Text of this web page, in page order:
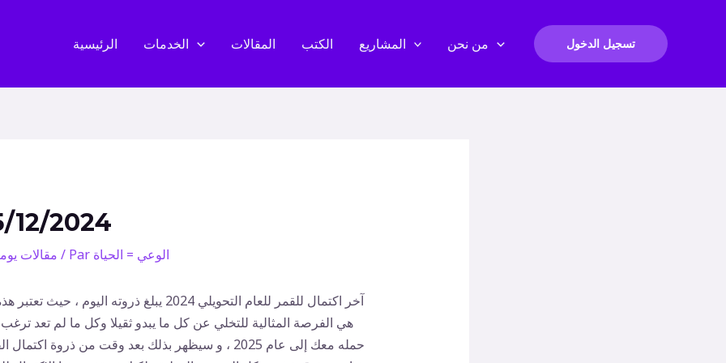
الرئيسية الخدمات المقالات الكتب المشاريع من نحن تسجيل الدخول
12/2024
مقالات / Par الوعي = الحياة
آخر اكتمال للقمر للعام التحويلي 2024 يبلغ ذروته اليوم ، حيث تعتبر
هي الفرصة المثالية للتخلي عن كل ما يبدو ثقيلا وكل ما لم تعد
حمله معك إلى عام 2025 ، و سيظهر بذلك بعد وقت من ذروة اكتمال